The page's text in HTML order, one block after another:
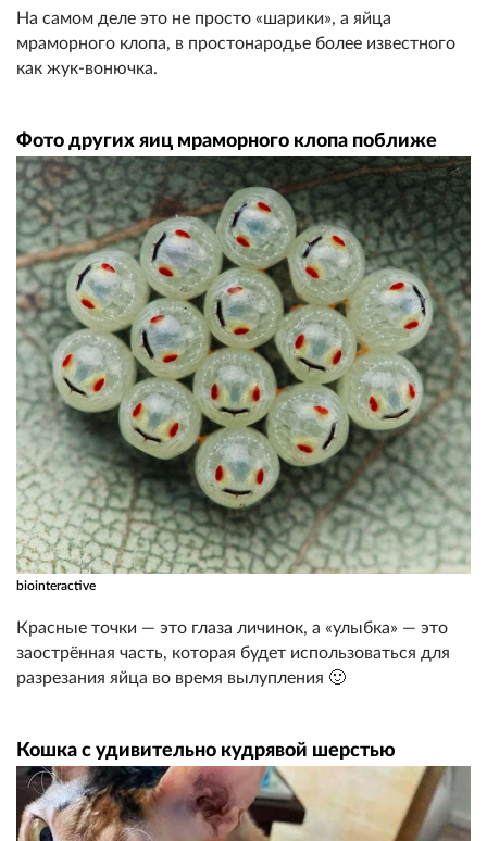
На самом деле это не просто «шарики», а яйца
мраморного клопа, в простонародье более известного
как жук-вонючка.
Фото других яиц мраморного клопа поближе
biointeractive
Красные точки — это глаза личинок, а «улыбка» — это
заострённая часть, которая будет использоваться для
разрезания яйца во время вылупления 🙂
Кошка с удивительно кудрявой шерстью